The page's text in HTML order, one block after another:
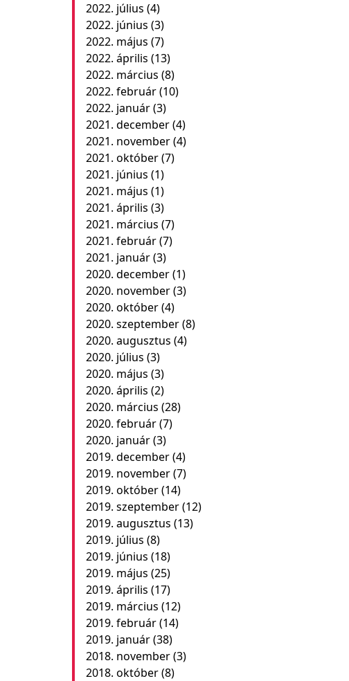
2022. július (4)
2022. június (3)
2022. május (7)
2022. április (13)
2022. március (8)
2022. február(10)
2022. január(3)
2021. december(4)
2021. november(4)
2021. október(7)
2021. június (1)
2021. május (1)
2021. április (3)
2021. március (7)
2021. február(7)
2021. január(3)
2020. december(1)
2020. november(3)
2020. október(4)
2020. szeptember(8)
2020. augusztus (4)
2020. július (3)
2020. május (3)
2020. április (2)
2020. március (28)
2020. február(7)
2020. január(3)
2019. december(4)
2019. november(7)
2019. október(14)
2019. szeptember(12)
2019. augusztus (13)
2019. július (8)
2019. június (18)
2019. május (25)
2019. április (17)
2019. március (12)
2019. február(14)
2019. január(38)
2018. november(3)
2018. október(8)